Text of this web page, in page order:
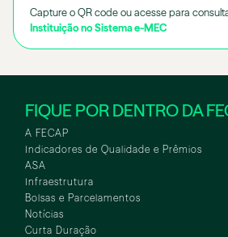
Capture o QR code ou acesse para
Instituição no Sistema e-MEC
FIQUE POR DENTRO DA
A FECAP
Indicadores de Qualidade e Prêmios
ASA
Infraestrutura
Bolsas e Parcelamentos
Notícias
Curta Duração